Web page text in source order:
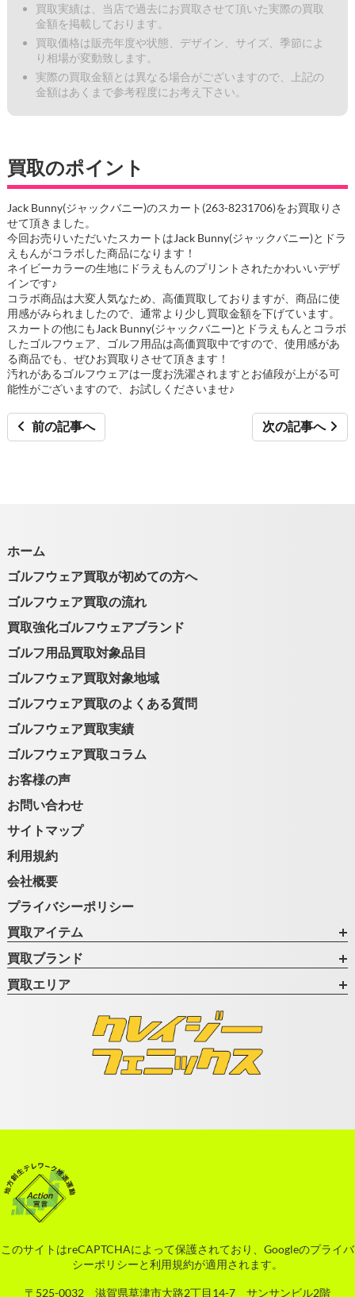
買取実績は、当店で過去にお買取させて頂いた実際の買取
金額を掲載しております。
買取価格は販売年度や状態、デザイン、サイズ、季節によ
り相場が変動致します。
実際の買取金額とは異なる場合がございますので、上記の
金額はあくまで参考程度にお考え下さい。
買取のポイント
Jack Bunny(ジャックバニー)のスカート(263-8231706)をお買取りさ
せて頂きました。
今回お売りいただいたスカートはJack Bunny(ジャックバニー)とドラ
えもんがコラボした商品になります！
ネイビーカラーの生地にドラえもんのプリントされたかわいいデザ
インです♪
コラボ商品は大変人気なため、高価買取しておりますが、商品に使
用感がみられましたので、通常より少し買取金額を下げています。
スカートの他にも Jack Bunny(ジャックバニー)とドラえもんとコラボ
したゴルフウェア、ゴルフ用品は高価買取中ですので、使用感があ
る商品でも、ぜひお買取りさせて頂きます！
汚れがあるゴルフウェアは一度お洗濯されますとお値段が上がる可
能性がございますので、お試しくださいませ♪
前の記事へ 次の記事へ
ホーム
ゴルフウェア買取が初めての方へ
ゴルフウェア買取の流れ
買取強化ゴルフウェアブランド
ゴルフ用品買取対象品目
ゴルフウェア買取対象地域
ゴルフウェア買取のよくある質問
ゴルフウェア買取実績
ゴルフウェア買取コラム
お客様の声
お問い合わせ
サイトマップ
利用規約
会社概要
プライバシーポリシー
買取アイテム
買取ブランド
買取エリア
このサイトはreCAPTCHAによって保護されており、Googleのプライバ
シーポリシーと利用規約が適用されます。
〒525-0032 滋賀県草津市大路2丁目14-7 サンサンビル2階